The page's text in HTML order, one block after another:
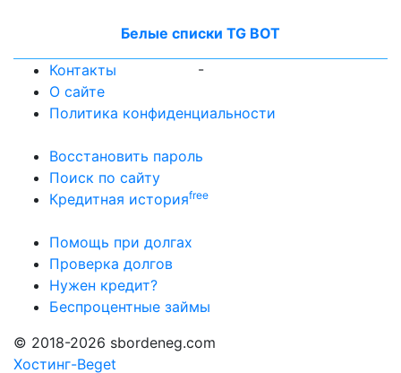
Белые списки TG BOT
-
Контакты
О сайте
Политика конфиденциальности
Восстановить пароль
Поиск по сайту
Кредитная историяfree
Помощь при долгах
Проверка долгов
Нужен кредит?
Беспроцентные займы
© 2018-2026 sbordeneg.com
Хостинг-Beget